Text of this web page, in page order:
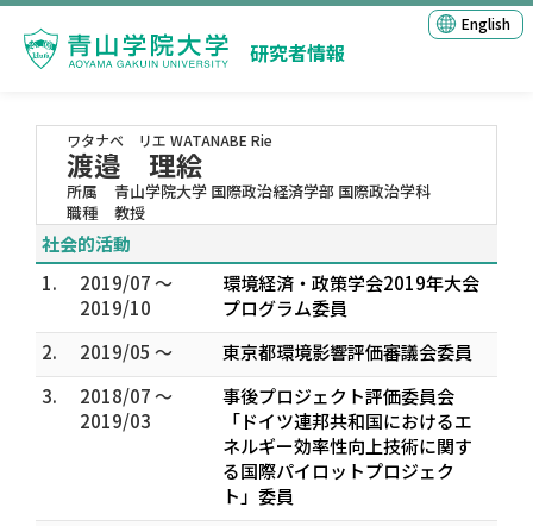
研究者情報
English
ワタナベ リエ WATANABE Rie
渡邉 理絵
所属
青山学院大学 国際政治経済学部 国際政治学科
職種
教授
社会的活動
1.
2019/07 ～
2019/10
環境経済・政策学会2019年大会
プログラム委員
2.
2019/05 ～
東京都環境影響評価審議会委員
3.
2018/07 ～
2019/03
事後プロジェクト評価委員会
「ドイツ連邦共和国におけるエ
ネルギー効率性向上技術に関す
る国際パイロットプロジェク
ト」委員